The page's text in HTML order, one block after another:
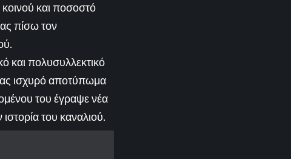
και ποσοστό
πίσω τον
και πολυσυλλεκτικό
ισχυρό αποτύπωμα
του έγραψε νέα
του καναλιού.